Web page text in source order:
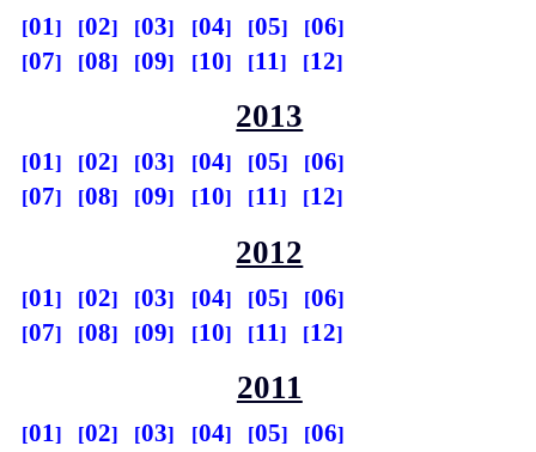
01 02 03 04 05
06
07
08 09 10 11 12
2013
01 02 03 04 05
06
07
08 09 10 11 12
2012
01 02 03 04 05
06
07
08 09 10 11 12
2011
01 02 03 04 05
06